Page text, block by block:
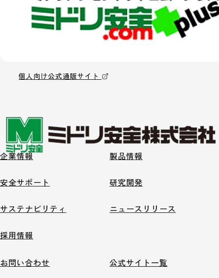
個人向け公式通販サイト
企業情報 製品情報
安全サポート 研究開発
サステナビリティ ニュースリリース
採用情報
お問い合わせ 公式サイト一覧